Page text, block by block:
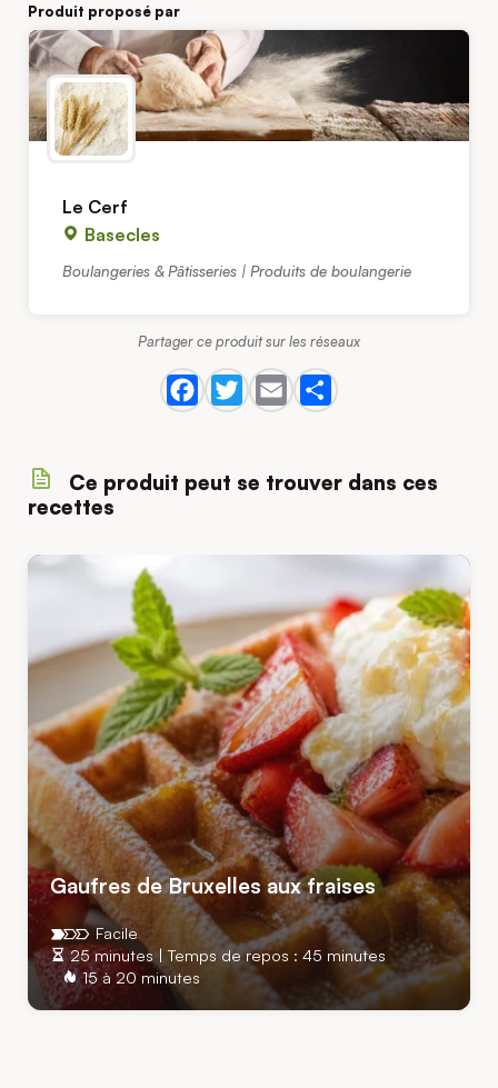
Produit proposé par
Le Cerf
Basecles
Boulangeries & Pâtisseries | Produits de boulangerie
Partager ce produit sur les réseaux
Ce produit peut se trouver dans ces
recettes
Gaufres de Bruxelles aux fraises
25 minutes | Temps de repos : 45 minutes
15 à 20 minutes
Facile